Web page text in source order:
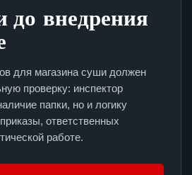
до внедрения
для магазина суши должен
проверку: инспектор
папки, но и логику
ответственных
работе.